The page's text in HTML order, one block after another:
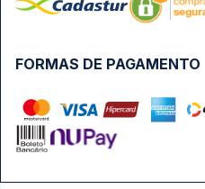
FORMAS DE PAGAMENTO